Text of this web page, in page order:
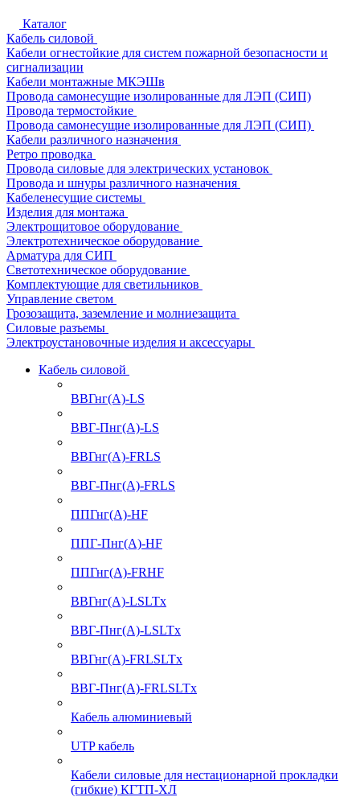
Каталог
Кабель силовой
Кабели огнестойкие для систем пожарной безопасности и
сигнализации
Кабели монтажные МКЭШв
Провода самонесущие изолированные для ЛЭП (СИП)
Провода термостойкие
Провода самонесущие изолированные для ЛЭП (СИП)
Кабели различного назначения
Ретро проводка
Провода силовые для электрических установок
Провода и шнуры различного назначения
Кабеленесущие системы
Изделия для монтажа
Электрощитовое оборудование
Электротехническое оборудование
Арматура для СИП
Светотехническое оборудование
Комплектующие для светильников
Управление светом
Грозозащита, заземление и молниезащита
Силовые разъемы
Электроустановочные изделия и аксессуары
Кабель силовой
ВВГнг(А)-LS
ВВГ-Пнг(А)-LS
ВВГнг(А)-FRLS
ВВГ-Пнг(А)-FRLS
ППГнг(А)-HF
ППГ-Пнг(А)-HF
ППГнг(А)-FRHF
ВВГнг(А)-LSLTx
ВВГ-Пнг(А)-LSLTx
ВВГнг(А)-FRLSLTx
ВВГ-Пнг(А)-FRLSLTx
Кабель алюминиевый
UTP кабель
Кабели силовые для нестационарной прокладки
(гибкие) КГТП-ХЛ